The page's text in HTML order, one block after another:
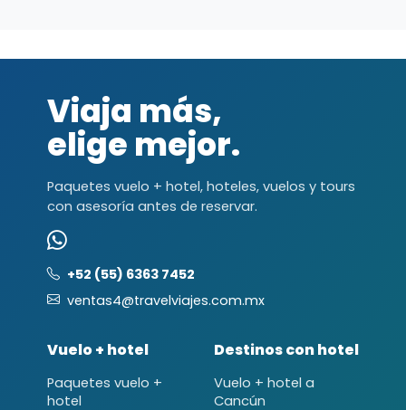
Viaja más,
elige mejor.
Paquetes vuelo + hotel, hoteles, vuelos y tours
con asesoría antes de reservar.
+52 (55) 6363 7452
ventas4@travelviajes.com.mx
Vuelo + hotel
Paquetes vuelo +
hotel
Destinos con hotel
Vuelo + hotel a
Cancún